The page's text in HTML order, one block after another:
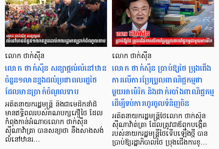
លោក ថាក់ស៊ីន
លោក ថាក់ស៊ីន សន្យាផ្ដល់លំនៅឋាន
ចំនួន១លានខ្នងដល់ប្រជាពលរដ្ឋថៃ
ដែលមានប្រាក់ចំណូលទាប
អតីតនាយករដ្ឋមន្ត្រី និងជាមេដឹកនាំដ៏
មានឥទ្ធិពលរបស់គណបក្សភឿថៃ ដែល
កំពុងកាន់អំណាចលោក ថាក់ស៊ីន
ស៊ីណាវ៉ាត្រា បានសន្យាថា នឹងសាងសង់
លំនៅឋានរ…
លោក ថាក់ស៊ីន
លោក ថាក់ស៊ីន ប្រាប់ឱ្យថៃ ប្រុងជើង
ការលើការប្រែប្រួលពាណិជ្ជកម្មជា
មួយអាម៉េរិក និងដាក់របាំងពាណិជ្ជកម្ម
ដើម្បីទប់ការហូរចូលទំនិញចិន
អតីតនាយករដ្ឋមន្ត្រីថៃលោក ថាក់ស៊ីន
ស៊ីណាវ៉ាត់ត្រា ដែលត្រូវជាឪពុកបង្កើត
របស់នាយករដ្ឋមន្ត្រីថៃទើបឡើងថ្មី បាន
ប្រាប់ឱ្យរដ្ឋាភិបាលថៃ ប្រុងជើងការខ្…